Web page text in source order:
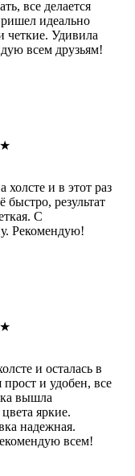
все делается
идеально
четкие. Удивила
всем друзьям!
★
холсте и в этот раз
результат
С
Рекомендую!
★
и осталась в
и удобен, все
вышла
яркие.
надежная.
всем!